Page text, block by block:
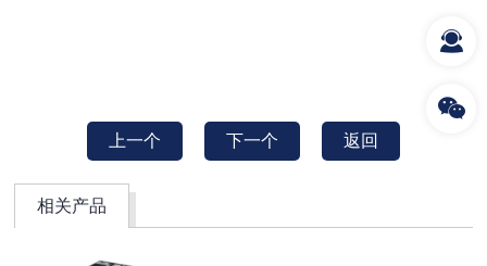
上一个 下一个 返回
相关产品